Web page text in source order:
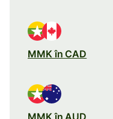
MMK în CAD
MMK în AUD